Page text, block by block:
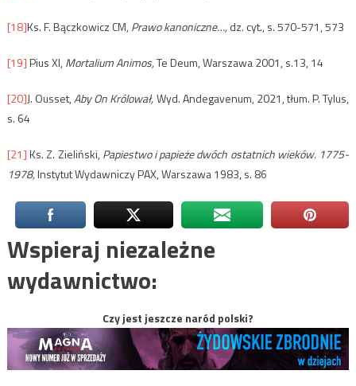
[18]Ks. F. Bączkowicz CM,Prawo kanoniczne…,dz. cyt., s. 570-571, 573
[19]Pius XI,Mortalium Animos,Te Deum, Warszawa 2001, s.13, 14
[20]J. Ousset,Aby On Królował,Wyd. Andegavenum, 2021, tłum. P. Tylus,
s. 64
[21]Ks. Z. Zieliński,Papiestwo i papieże dwóch ostatnich wieków. 1775-
1978,Instytut Wydawniczy PAX, Warszawa 1983, s. 86
Wspieraj niezależne
wydawnictwo:
Czy jest jeszcze naród polski?